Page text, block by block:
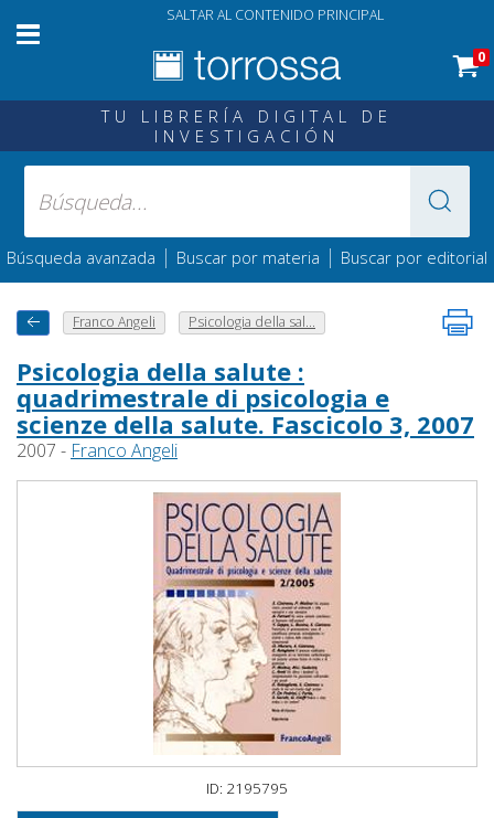
SALTAR AL CONTENIDO PRINCIPAL
0
TU LIBRERÍA DIGITAL DE
INVESTIGACIÓN
Búsqueda avanzada | Buscar por materia | Buscar por editorial
Franco Angeli Psicologia della sal...
Psicologia della salute :
quadrimestrale di psicologia e
scienze della salute. Fascicolo 3, 2007
2007 - Franco Angeli
ID: 2195795